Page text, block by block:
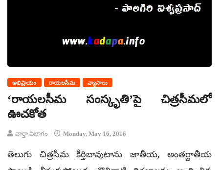
అభిప్రాయం రాయలసీమ వ్యాసాలు
‘రాయలసీమ సంస్కృతి’పై చిత్రసీమలో
ఊచకోత
వార్తా విభాగం Monday, May 16, 2016
తెలుగు చిత్రసీమ కీర్తిబావుటాను జాతీయ, అంతర్జాతీయ